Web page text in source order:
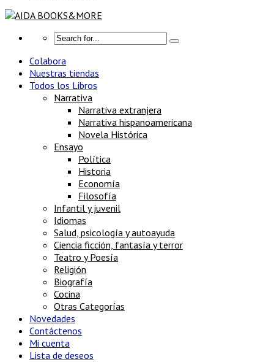
Colabora
Nuestras tiendas
Todos los Libros
Narrativa
Narrativa extranjera
Narrativa hispanoamericana
Novela Histórica
Ensayo
Política
Historia
Economía
Filosofía
Infantil y juvenil
Idiomas
Salud, psicología y autoayuda
Ciencia ficción, fantasía y terror
Teatro y Poesía
Religión
Biografía
Cocina
Otras Categorías
Novedades
Contáctenos
Mi cuenta
Lista de deseos